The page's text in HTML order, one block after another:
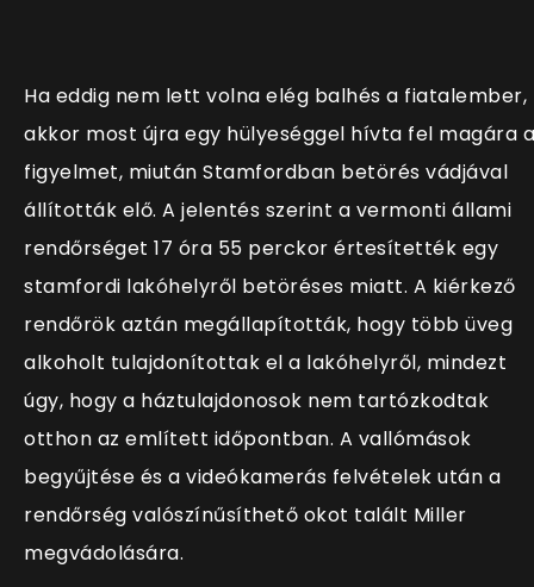
Ha eddig nem lett volna elég balhés a fiatalember,
akkor most újra egy hülyeséggel hívta fel magára a
figyelmet, miután Stamfordban betörés vádjával
állították elő. A jelentés szerint a vermonti állami
rendőrséget 17 óra 55 perckor értesítették egy
stamfordi lakóhelyről betöréses miatt. A kiérkező
rendőrök aztán megállapították, hogy több üveg
alkoholt tulajdonítottak el a lakóhelyről, mindezt
úgy, hogy a háztulajdonosok nem tartózkodtak
otthon az említett időpontban. A vallómások
begyűjtése és a videókamerás felvételek után a
rendőrség valószínűsíthető okot talált Miller
megvádolására.